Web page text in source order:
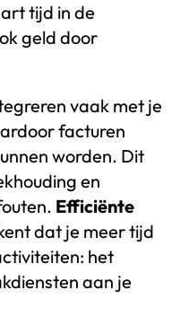
tijd in de
geld door
vaak met je
facturen
worden. Dit
en
Efficiënte
dat je meer tijd
het
aan je